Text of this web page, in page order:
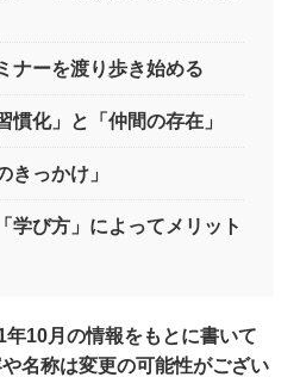
ナーを渡り歩き始める
慣化」と「仲間の存在」
きっかけ」
学び方」によってメリット
10月の情報をもとに書いて
名称は変更の可能性がござい